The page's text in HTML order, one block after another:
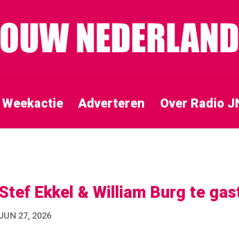
Weekactie Adverteren Over Radio
Stef Ekkel & William Burg te
27, 2026